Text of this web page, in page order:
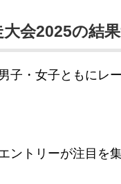
会2025の結
子・女子ともにレ
ントリーが注目を集